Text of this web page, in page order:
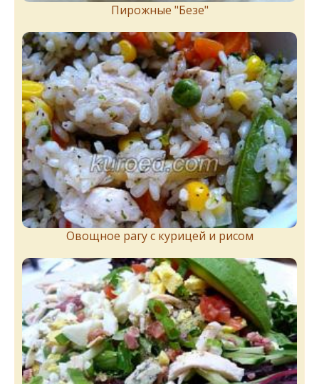
Пирожныe "Бeзe"
Овощное рагу с курицей и рисом